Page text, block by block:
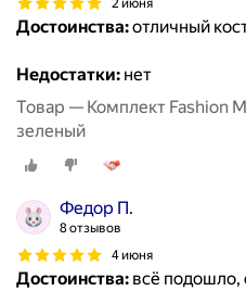
2 июня
Достоинства:отличный
Недостатки: нет
Товар — Комплект Fashion
зеленый
Федор П.
8 отзывов
4 июня
Достоинства: всё подошло,